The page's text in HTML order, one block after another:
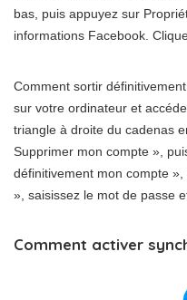
bas, puis appuyez sur
informations Facebook.
Comment sortir
sur votre ordinateur et
triangle à droite du cadenas
Supprimer mon compte »,
définitivement mon compte
», saisissez le mot de passe
Comment activer